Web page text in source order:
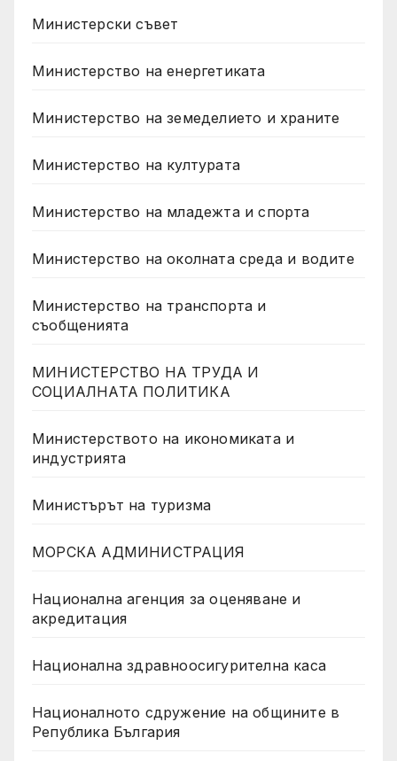
Министерски съвет
Министерство на енергетиката
Министерство на земеделието и храните
Министерство на културата
Министерство на младежта и спорта
Министерство на околната среда и водите
Министерство на транспорта и
съобщенията
МИНИСТЕРСТВО НА ТРУДА И
СОЦИАЛНАТА ПОЛИТИКА
Министерството на икономиката и
индустрията
Министърът на туризма
МОРСКА АДМИНИСТРАЦИЯ
Национална агенция за оценяване и
акредитация
Национална здравноосигурителна каса
Националното сдружение на общините в
Република България